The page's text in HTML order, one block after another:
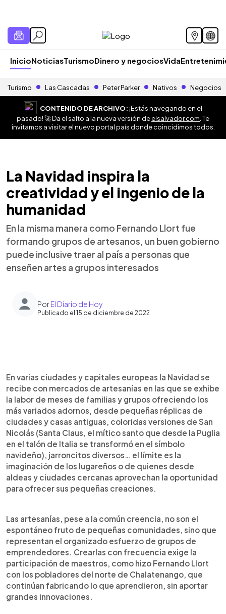
InicioNoticiasTurismoDinero y negociosVida
Turismo Las Cascadas Peter Parker Nativos Negocios
CONTENIDO DE ARCHIVO:¡Estás navegando en el
pasado! 🚀 Da el salto a la nueva versión deelsalvador.com . Te
invitamos a visitar el nuevo portal país donde coincidimos todos.
La Navidad inspira la
creatividad y el ingenio de la
humanidad
En la misma manera como Fernando Llort fue
formando grupos de artesanos, un buen gobierno
puede inclusive traer al país a personas que
enseñen artes a grupos interesados
PorEl Diario de Hoy
Publicado el 15 de diciembre de 2022
► Escuchar artículo
En varias ciudades y capitales europeas la Navidad se
recibe con mercados de artesanías en las que se exhibe
la labor de meses de familias y grupos ofreciendo los
más variados adornos, desde pequeñas réplicas de
ciudades y casas antiguas, coloridas versiones de San
Nicolás (Santa Claus, el mítico santo que desde la Puglia
en el talón de Italia se transformó en el símbolo
navideño), jarroncitos diversos… el límite es la
imaginación de los lugareños o de quienes desde
aldeas y ciudades cercanas aprovechan la oportunidad
para ofrecer sus pequeñas creaciones.
Las artesanías, pese a la común creencia, no son el
espontáneo fruto de pequeñas comunidades, sino que
representan el organizado esfuerzo de grupos de
emprendedores. Crearlas con frecuencia exige la
participación de maestros, como hizo Fernando Llort
con los pobladores del norte de Chalatenango, que
continúan fabricando lo que aprendieron, sin aportar
grandes innovaciones.